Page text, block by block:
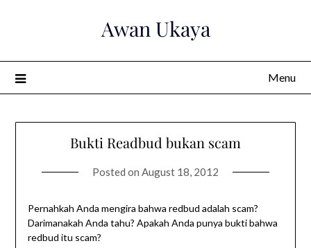
Awan Ukaya
Menu
Bukti Readbud bukan scam
Posted on August 18, 2012
Pernahkah Anda mengira bahwa redbud adalah scam?
Darimanakah Anda tahu? Apakah Anda punya bukti bahwa
redbud itu scam?